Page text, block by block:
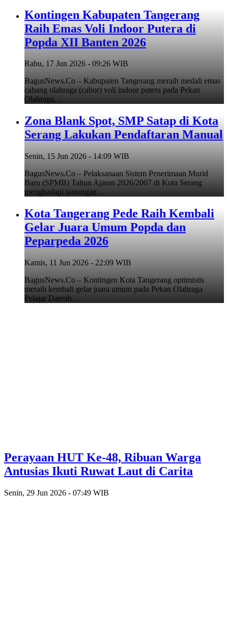
Kontingen Kabupaten Tangerang
Raih Emas Voli Indoor Putera di
Popda XII Banten 2026
Rabu, 17 Jun 2026 - 09:26 WIB
BagusNews.Co – Kabupaten Tangerang meraih medali emas
cabang olahraga (cabor) voli indoor putera pada Pekan
Olahraga…
Zona Blank Spot, SMP Satap di Kota
Serang Lakukan Pendaftaran Manual
Senin, 15 Jun 2026 - 14:09 WIB
BagusNews.Co – Pelaksanaan Sistem Penerimaan Murid
Baru (SPMB) Tahun Ajaran 2026/2007 di Kota Serang
menghadapi tantangan…
Kota Tangerang Pede Raih Kembali
Gelar Juara Umum Popda dan
Peparpeda 2026
Kamis, 11 Jun 2026 - 22:09 WIB
BagusNews.Co – Kontingen Kota Tangerang optimistis
meraih kembali gelar juara umum pada Pekan Olahraga
Pelajar Daerah…
Perayaan HUT Ke-48, Ribuan Warga
Antusias Ikuti Ruwat Laut di Carita
Senin, 29 Jun 2026 - 07:49 WIB